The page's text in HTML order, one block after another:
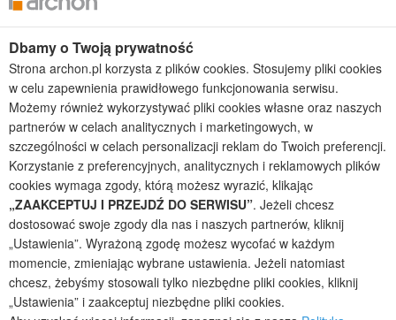
Gotowe projekty domów
Projekty domów tanich w budowie
Projekty domów szeregowych
Projekty małych domów (do 150 m2)
Projekty domów wielorodzinnych
Projekty domów bliźniaczych
Projekty domów nowoczesnych
Projekty domów parterowych
2026 © ARCHON+ Biuro Projektów - Tradycyjne i nowoczesne gotowe
projekty domów - autorska pracownia architektoniczna założona w 1990r.
przez arch. Barbarę Mendel
Z uwagi na ciągłe doskonalenie procesu powstawania projektów (zgodnie z
normą ISO 9001), prezentowane na stronie projekty domów mogą
nieznacznie różnić się od dokumentacji technicznej.
Informujemy, iż w celu optymalizacji treści dostępnych w naszym sklepie,
dostosowania ich do Państwa indywidualnych potrzeb korzystamy z
Dbamy o Twoją prywatność
Strona archon.pl korzysta z plików cookies. Stosujemy pliki cookies
w celu zapewnienia prawidłowego funkcjonowania serwisu.
Możemy również wykorzystywać pliki cookies własne oraz naszych
partnerów w celach analitycznych i marketingowych, w
szczególności w celach personalizacji reklam do Twoich preferencji.
Korzystanie z preferencyjnych, analitycznych i reklamowych plików
cookies wymaga zgody, którą możesz wyrazić, klikając
„ZAAKCEPTUJ I PRZEJDŹ DO SERWISU”. Jeżeli chcesz
dostosować swoje zgody dla nas i naszych partnerów, kliknij
„Ustawienia”. Wyrażoną zgodę możesz wycofać w każdym
momencie, zmieniając wybrane ustawienia. Jeżeli natomiast
chcesz, żebyśmy stosowali tylko niezbędne pliki cookies, kliknij
„Ustawienia” i zaakceptuj niezbędne pliki cookies.